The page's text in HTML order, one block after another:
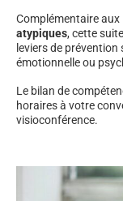
Complémentaire aux
atypiques, cette
leviers de
émotionnelle ou
Le bilan de
horaires à votre
visioconférence.